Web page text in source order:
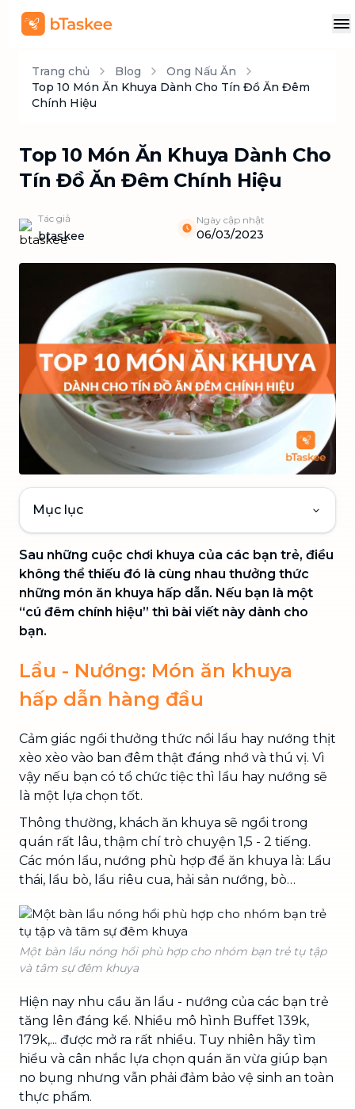
Trang chủ Blog
Ong Nấu Ăn
Top 10 Món Ăn Khuya Dành Cho Tín Đồ Ăn Đêm
Chính Hiệu
Top 10 Món Ăn Khuya Dành Cho
Tín Đồ Ăn Đêm Chính Hiệu
Tác giả
btaskee
Ngày cập nhật
06/03/2023
Mục lục
Sau những cuộc chơi khuya của các bạn trẻ, điều
không thể thiếu đó là cùng nhau thưởng thức
những món ăn khuya hấp dẫn. Nếu bạn là một
“cú đêm chính hiệu” thì bài viết này dành cho
bạn.
Lẩu - Nướng: Món ăn khuya
hấp dẫn hàng đầu
Cảm giác ngồi thưởng thức nồi lẩu hay nướng thịt
xèo xèo vào ban đêm thật đáng nhớ và thú vị. Vì
vậy nếu bạn có tổ chức tiệc thì lẩu hay nướng sẽ
là một lựa chọn tốt.
Thông thường, khách ăn khuya sẽ ngồi trong
quán rất lâu, thậm chí trò chuyện 1,5 - 2 tiếng.
Các món lẩu, nướng phù hợp để ăn khuya là: Lẩu
thái, lẩu bò, lẩu riêu cua, hải sản nướng, bò…
Một bàn lẩu nóng hổi phù hợp cho nhóm bạn trẻ tụ tập
và tâm sự đêm khuya
Hiện nay nhu cầu ăn lẩu - nướng của các bạn trẻ
tăng lên đáng kể. Nhiều mô hình Buffet 139k,
179k,... được mở ra rất nhiều. Tuy nhiên hãy tìm
hiểu và cân nhắc lựa chọn quán ăn vừa giúp bạn
no bụng nhưng vẫn phải đảm bảo vệ sinh an toàn
thực phẩm.